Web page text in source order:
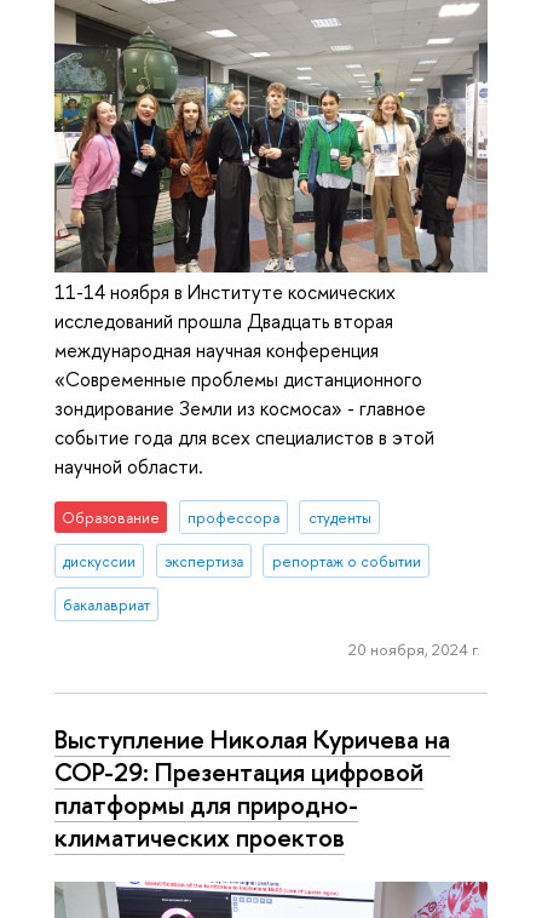
11-14 ноября в Институте космических
исследований прошла Двадцать вторая
международная научная конференция
«Современные проблемы дистанционного
зондирование Земли из космоса» - главное
событие года для всех специалистов в этой
научной области.
Образование профессора студенты
дискуссии экспертиза репортаж о событии
бакалавриат
20 ноября, 2024 г.
Выступление Николая Куричева на
СОР-29: Презентация цифровой
платформы для природно-
климатических проектов